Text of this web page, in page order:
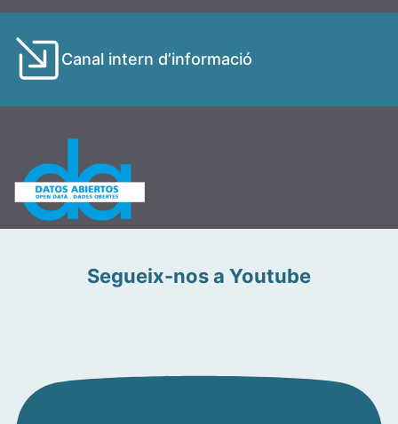
Canal intern d’informació
Segueix-nos a Youtube